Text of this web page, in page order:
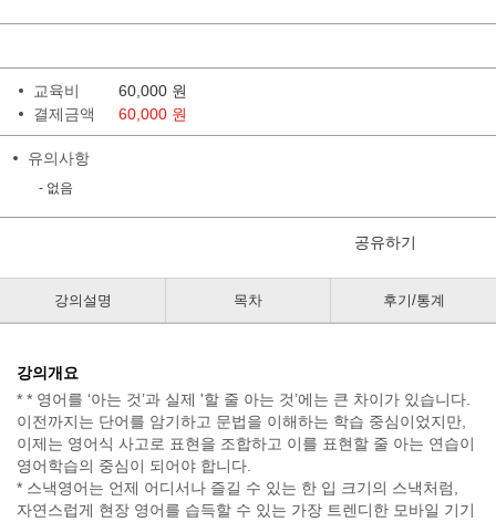
교육비 60,000 원
결제금액
60,000 원
유의사항
- 없음
공유하기
강의설명 목차 후기/통계
강의개요
* * 영어를 ‘아는 것’과 실제 '할 줄 아는 것’에는 큰 차이가 있습니다.
이전까지는 단어를 암기하고 문법을 이해하는 학습 중심이었지만,
이제는 영어식 사고로 표현을 조합하고 이를 표현할 줄 아는 연습이
영어학습의 중심이 되어야 합니다.
* 스낵영어는 언제 어디서나 즐길 수 있는 한 입 크기의 스낵처럼,
자연스럽게 현장 영어를 습득할 수 있는 가장 트렌디한 모바일 기기